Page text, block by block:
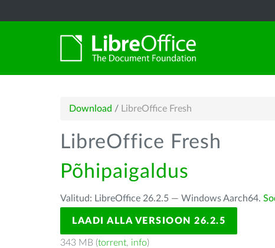
Download / LibreOffice Fresh
LibreOffice Fresh
Põhipaigaldus
Valitud: LibreOffice 26.2.5 — Windows Aarch64.
LAADI ALLA VERSIOON 26.2.5
343 MB (torrent, info)